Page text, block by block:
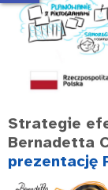
Strategie
Bernadetta
prezentację